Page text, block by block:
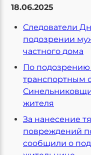
18.06.2025
Следователи
подозрении
частного дома
По подозрению
транспортным
жителя
За нанесение
повреждений
сообщили о